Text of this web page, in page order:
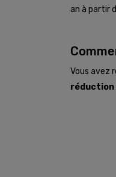
an à partir
Vous avez
réduction